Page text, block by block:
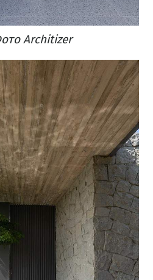
Architizer